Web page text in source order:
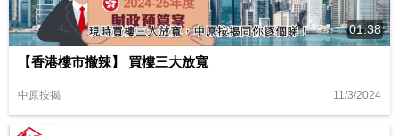
01:38
【香港樓市撤辣】 買樓三大放寬
中原按揭 11/3/2024